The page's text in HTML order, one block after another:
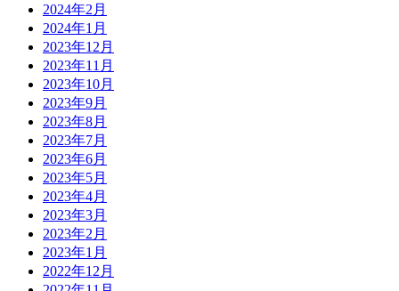
2024年2月
2024年1月
2023年12月
2023年11月
2023年10月
2023年9月
2023年8月
2023年7月
2023年6月
2023年5月
2023年4月
2023年3月
2023年2月
2023年1月
2022年12月